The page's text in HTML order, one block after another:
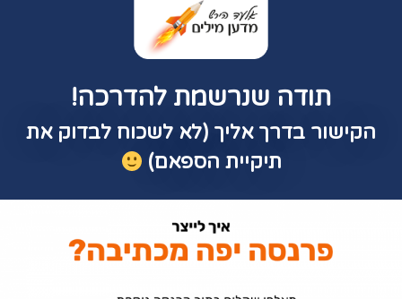
תודה שנרשמת להדרכה!
הקישור בדרך אליך (לא לשכוח לבדוק את
תיקיית הספאם)